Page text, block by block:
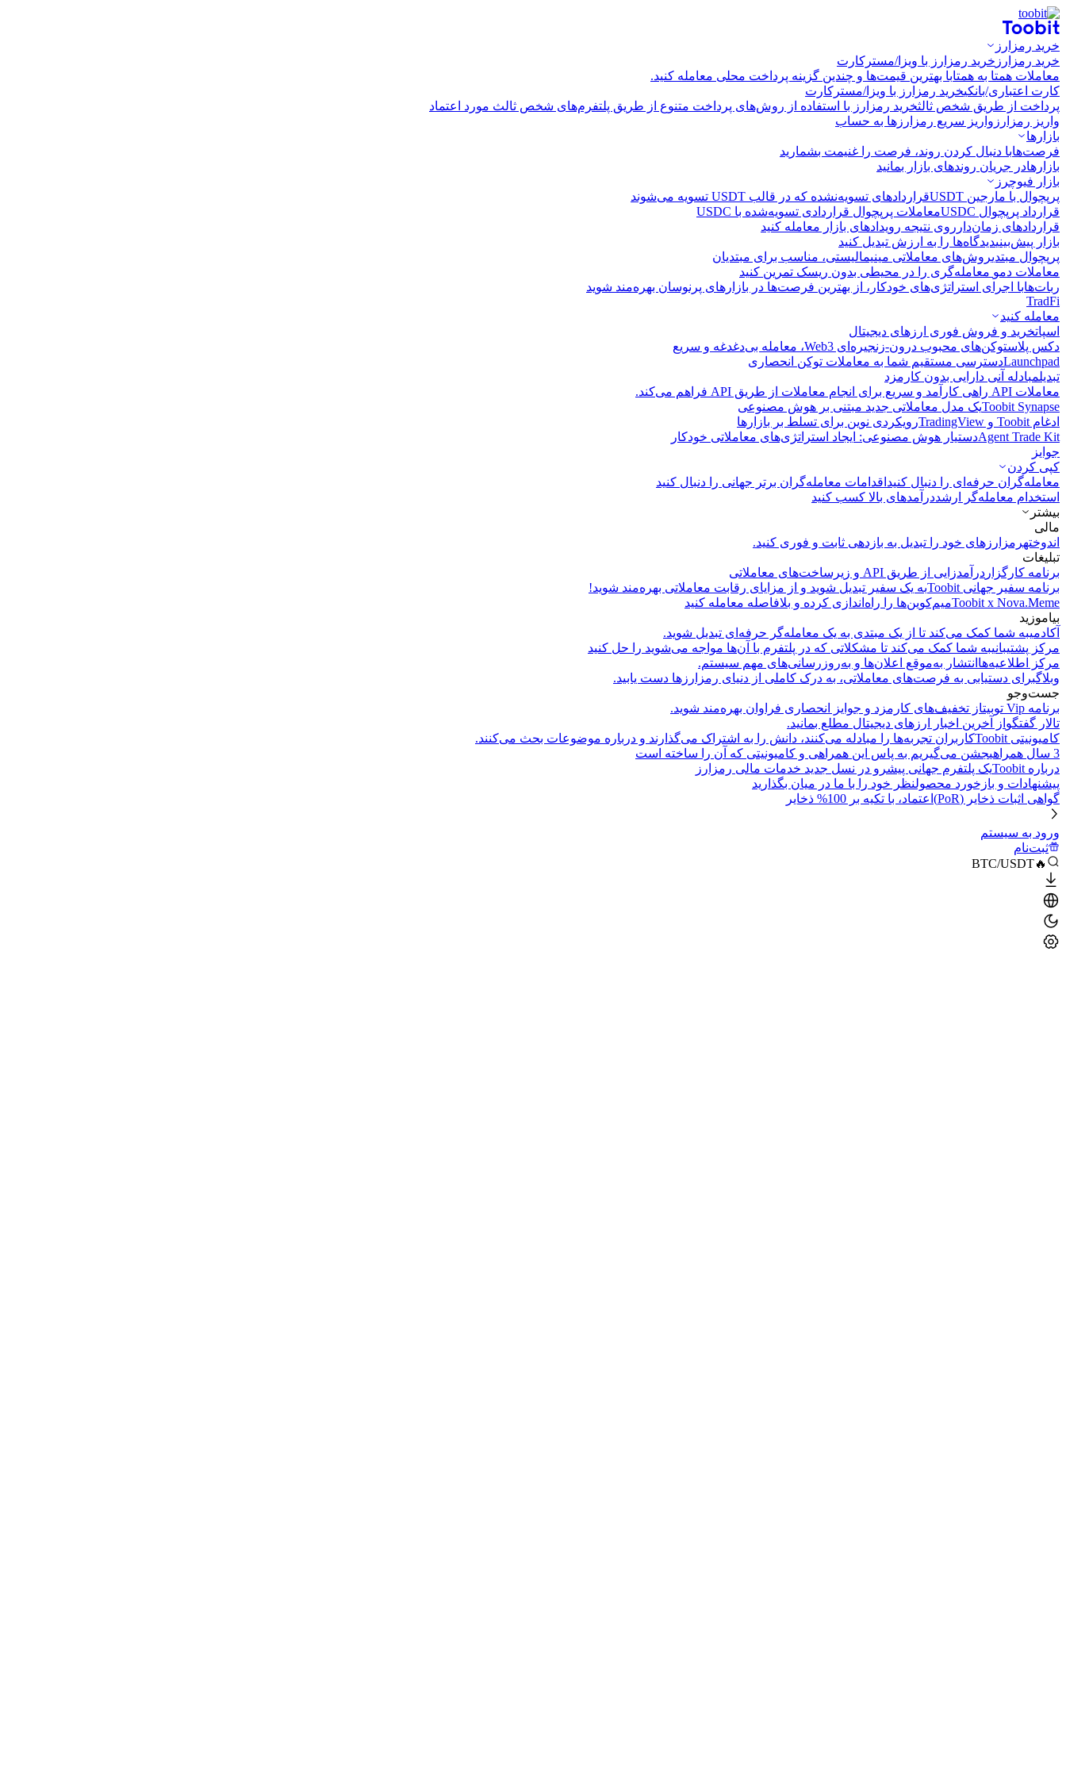
خرید رمزارز
خرید رمزارز خرید رمزارز با ویزا/مسترکارت
معاملات همتا به همتابا بهترین قیمت‌ها و چندین گزینه پرداخت محلی معامله کنید.
کارت اعتباری/بانکیخرید رمزارز با ویزا/مسترکارت
پرداخت از طریق شخص ثالثخرید رمزارز با استفاده از روش‌های پرداخت متنوع از طریق پلتفرم‌های شخص ثالث مورد اعتماد
واریز رمزارز واریز سریع رمزارزها به حساب
بازارها
فرصت‌هابا دنبال کردن روند، فرصت را غنیمت بشمارید
بازارهادر جریان روندهای بازار بمانید
بازار فیوچرز
پرپچوال با مارجین USDT
قراردادهای تسویه‌نشده که در قالب USDT تسویه می‌شوند
قرارداد پرپچوال USDC
معاملات پرپچوال قراردادی تسویه‌شده با USDC
قراردادهای زمان‌دار روی نتیجه رویدادهای بازار معامله کنید
بازار پیش‌بینیدیدگاه‌ها را به ارزش تبدیل کنید
پرپچوال مبتدیروش‌های معاملاتی مینیمالیستی، مناسب برای مبتدیان
معاملات دمو معامله‌گری را در محیطی بدون ریسک تمرین کنید
ربات‌هابا اجرای استراتژی‌های خودکار، از بهترین فرصت‌ها در بازارهای پرنوسان بهره‌مند شوید
TradFi
معامله کنید
اسپاتخرید و فروش فوری ارزهای دیجیتال
دکس پلاستوکن‌های محبوب درون-زنجیره‌ای Web3، معامله بی‌دغدغه و سریع
Launchpadدسترسی مستقیم شما به معاملات توکن انحصاری
تبدیلمبادله آنی دارایی بدون کارمزد
معاملات API
راهی کارآمد و سریع برای انجام معاملات از طریق API فراهم می‌کند.
Toobit Synapseیک مدل معاملاتی جدید مبتنی بر هوش مصنوعی
ادغام Toobit و TradingView
رویکردی نوین برای تسلط بر بازارها
Agent Trade Kitدستیار هوش مصنوعی: ایجاد استراتژی‌های معاملاتی خودکار
جوایز
کپی‌ کردن
معامله‌گران حرفه‌ای را دنبال کنید اقدامات معامله‌گران برتر جهانی را دنبال کنید
استخدام معامله‌گر ارشددرآمد‌های بالا کسب کنید
بیشتر
مالی
اندوختهرمزارزهای خود را تبدیل به بازدهی ثابت و فوری کنید.
تبلیغات
برنامه کارگزار درآمدزایی از طریق API و زیرساخت‌های معاملاتی
برنامه سفیر جهانی Toobit
به یک سفیر تبدیل شوید و از مزایای رقابت معاملاتی بهره‌مند شوید!
Toobit x Nova.Memeمیم‌کوین‌ها را راه‌اندازی کرده و بلافاصله معامله کنید
بیاموزید
آکادمیبه شما کمک می‌کند تا از یک مبتدی به یک معامله‌گر حرفه‌ای تبدیل شوید.
مرکز پشتیبانیبه شما کمک می‌کند تا مشکلاتی که در پلتفرم با آن‌ها مواجه می‌شوید را حل کنید
مرکز اطلاعیه‌ها انتشار به‌موقع اعلان‌ها و به‌روزرسانی‌های مهم سیستم.
وبلاگبرای دستیابی به فرصت‌های معاملاتی، به درک کاملی از دنیای رمزارزها دست یابید.
جست‌وجو
برنامه Vip توبیت
از تخفیف‌های کارمزد و جوایز انحصاری فراوان بهره‌مند شوید.
تالار گفتگو از آخرین اخبار ارزهای دیجیتال مطلع بمانید.
کامیونیتی Toobit
کاربران تجربه‌ها را مبادله می‌کنند، دانش را به اشتراک می‌گذارند و درباره موضوعات بحث می‌کنند.
3 سال همراهی
جشن می‌گیریم به پاس این همراهی و کامیونیتی که آن را ساخته است
درباره Toobit
یک پلتفرم جهانی پیشرو در نسل جدید خدمات مالی رمزارز
پیشنهادات و بازخورد محصولنظر خود را با ما در میان بگذارید
گواهی اثبات ذخایر (PoR)
اعتماد، با تکیه بر 100% ذخایر
ورود به سیستم
ثبت‌نام
🔥BTC/USDT